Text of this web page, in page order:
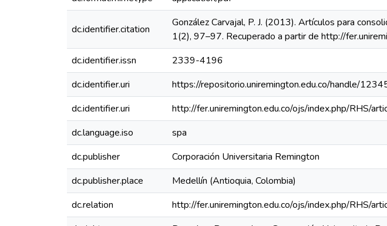
dc.identifier.citation
González Carvajal, P. J. (2013). Artículos para
1(2), 97–97. Recuperado a partir de http://
dc.identifier.issn
2339-4196
dc.identifier.uri
https://repositorio.uniremington.edu.co/handle/
dc.identifier.uri
http://fer.uniremington.edu.co/ojs/index.php/RHS/
dc.language.iso
spa
dc.publisher
Corporación Universitaria Remington
dc.publisher.place
Medellín (Antioquia, Colombia)
dc.relation
http://fer.uniremington.edu.co/ojs/index.php/RHS/